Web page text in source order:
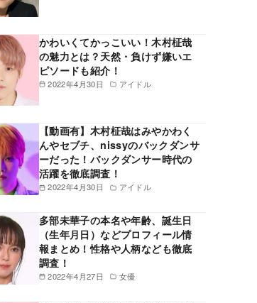
2022年4月30日 アイドル
かわいくてかっこいい！木村柾哉
の魅力とは？天然・負けず嫌いエ
ピソードも紹介！
2022年4月30日 アイドル
【動画有】木村柾哉はみやかわく
んやセブチ、nissyのバックダンサ
ーだった！バックダンサー時代の
活躍を徹底調査！
2022年4月27日 女優
多部未華子の本名や年齢、誕生日
（生年月日）などプロフィール情
報まとめ！性格や人柄なども徹底
調査！